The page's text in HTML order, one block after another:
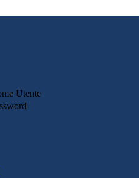
Utente